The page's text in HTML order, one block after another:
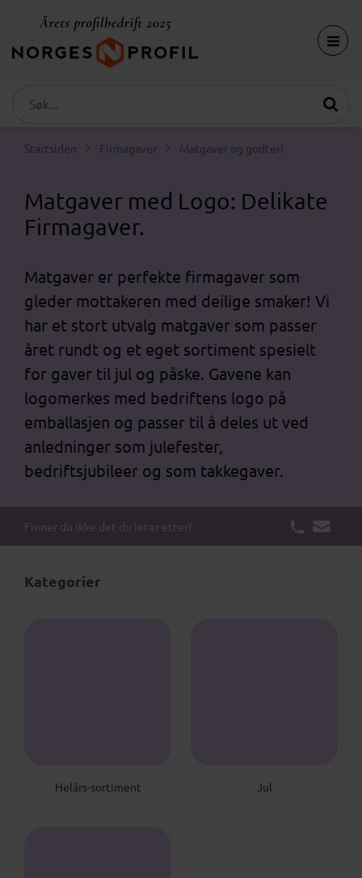
Startsiden Firmagaver Matgaver og godteri
Matgaver med Logo: Delikate
Firmagaver.
Matgaver er perfekte firmagaver som
gleder mottakeren med deilige smaker! Vi
har et stort utvalg matgaver som passer
året rundt og et eget sortiment spesielt
for gaver til jul og påske. Gavene kan
logomerkes med bedriftens logo på
emballasjen og passer til å deles ut ved
anledninger som julefester,
bedriftsjubileer og som takkegaver.
Finner du ikke det du leter etter?
Kategorier
HS
Helårs-sortiment Jul